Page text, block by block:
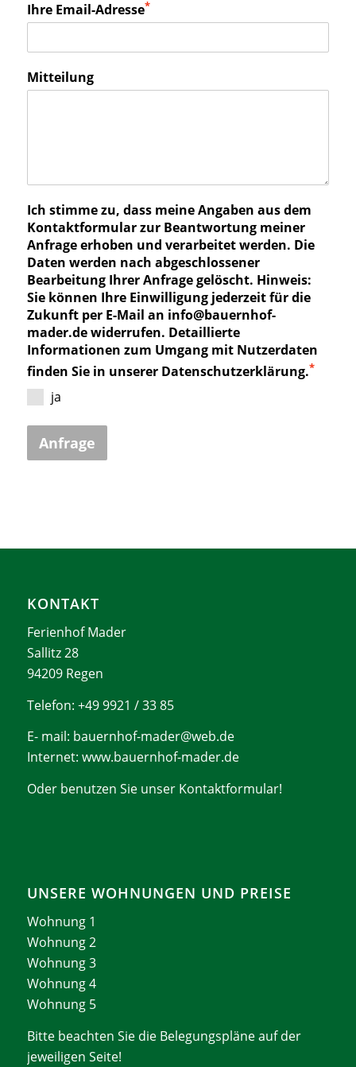
Ihre Email-Adresse*
Mitteilung
Ich stimme zu, dass meine Angaben aus dem
Kontaktformular zur Beantwortung meiner
Anfrage erhoben und verarbeitet werden. Die
Daten werden nach abgeschlossener
Bearbeitung Ihrer Anfrage gelöscht. Hinweis:
Sie können Ihre Einwilligung jederzeit für die
Zukunft per E-Mail an info@bauernhof-
mader.de widerrufen. Detaillierte
Informationen zum Umgang mit Nutzerdaten
finden Sie in unserer Datenschutzerklärung.*
ja
Anfrage
KONTAKT
Ferienhof Mader
Sallitz 28
94209 Regen
Telefon: +49 9921 / 33 85
E- mail: bauernhof-mader@web.de
Internet: www.bauernhof-mader.de
Oder benutzen Sie unser Kontaktformular!
UNSERE WOHNUNGEN UND PREISE
Wohnung 1
Wohnung 2
Wohnung 3
Wohnung 4
Wohnung 5
Bitte beachten Sie die Belegungspläne auf der
jeweiligen Seite!